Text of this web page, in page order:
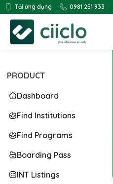
Tải ứng dụng 0981 251 933
PRODUCT
Dashboard
Find Institutions
Find Programs
Boarding Pass
INT Listings